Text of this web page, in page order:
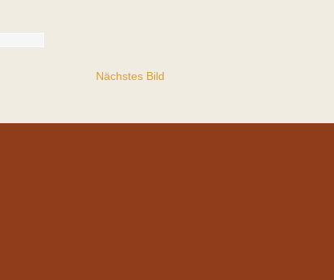
Nächstes Bild